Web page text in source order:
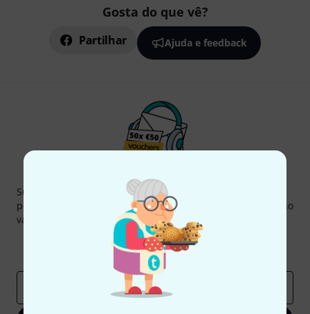
Gosta do que vê?
Partilhar Ajuda e feedback
Newsletter Thomann
Subscreva a Newsletter da Thomann em inglês e com um
pouco de sorte você poderá ganhar um dos
no
valor de
Contribuições inspiradoras
Insights da Thomann